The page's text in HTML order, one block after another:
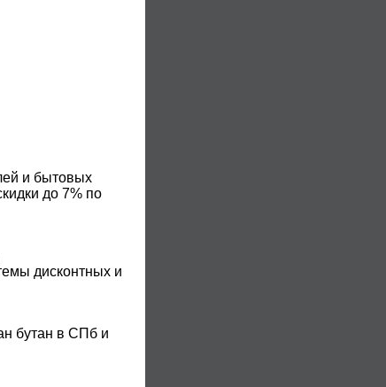
и бытовых
до 7% по
дисконтных и
бутан в СПб и